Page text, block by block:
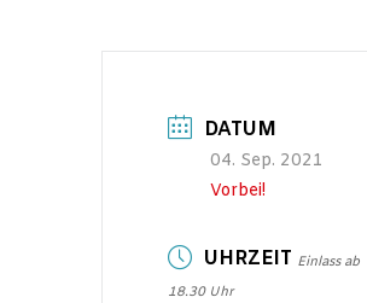
DATUM
04. Sep. 2021
Vorbei!
UHRZEIT Einlass ab
18.30 Uhr